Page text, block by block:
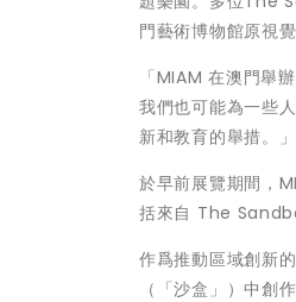
門藝術博物館原視
「MIAM 在澳門舉
我們也可能為一些
新和教育的舉措。」
於早前展覽期間，
括來自 The
作爲推動區域創新
（「沙盒」）中創